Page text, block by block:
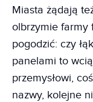
Miasta żądają
olbrzymie farmy
pogodzić: czy
panelami to
przemysłowi,
nazwy, kolejne